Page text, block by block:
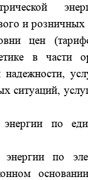
и
цен
в части
ситуаций,
по
по